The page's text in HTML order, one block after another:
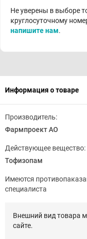
Не уверены в выборе
круглосуточному
напишите нам.
Информация о товаре
Производитель:
Фармпроект АО
Действующее вещество:
Тофизопам
Имеются
специалиста
Внешний вид товара
сайте.